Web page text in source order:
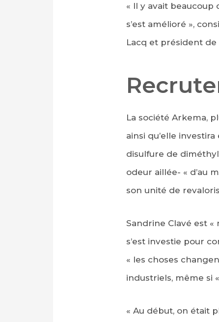
« Il y avait
s’est amélioré »,
Lacq et président de
La société Arkema,
ainsi qu’elle
disulfure de
odeur aillée- « d’au
son unité de
Sandrine Clavé est «
s’est investie pour
« les choses
industriels, même si
« Au début, on était